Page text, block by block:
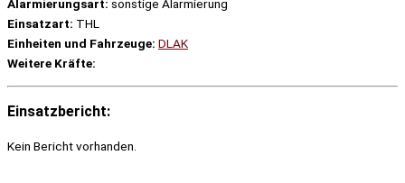
Alarmierungsart: sonstige Alarmierung
Einsatzart: THL
Einheiten und Fahrzeuge: DLAK
Weitere Kräfte:
Einsatzbericht:
Kein Bericht vorhanden.